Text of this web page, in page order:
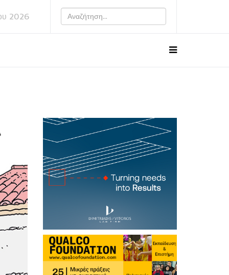
2026